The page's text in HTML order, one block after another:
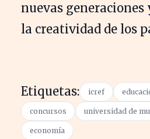
nuevas
la creatividad de los
Etiquetas: icref
concursos universidad de
economía